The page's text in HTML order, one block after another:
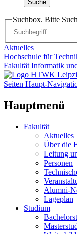
Suche
Suchbox. Bitte
Aktuelles
Hochschule für
Fakultät Informatik
Seiten Haupt-
Hauptmenü
Fakultät
Aktuelles
Über die
Leitung
Personen
Alumni-
Lageplan
Studium